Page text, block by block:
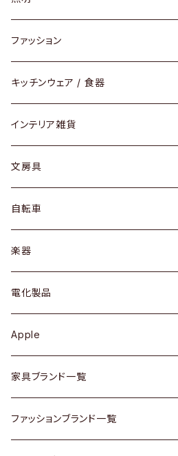
チェア / スツール
ダイニングセット / ダイニングテーブル
ローテーブル / サイドテーブル
デスク / コンソール
ドレッサー
シェルフ
キュリオケース / 飾り棚
カップボード / 食器棚
チェスト
その他家具
ペンダントライト
テーブルランプ / デスクスタンド
フロアライト
ファッション
アクセサリー
リング
ピアス / イヤリング
財布
バッグ
アウター
トップス
ワンピース
ボトムス
靴
スカーフ
キッチンウェア / 食器
グラス / タンブラー
カップ / マグ
プレート / ボウル
カトラリー
ケトル / ティーポット
鍋 / フライパン
Vintage / ヴィンテージ
銀製品
インテリア雑貨
文房具
自転車
dahon
楽器
ギター
ベース
その他楽器
電化製品
Apple
家具ブランド一覧
ACME Furniture / アクメ ファニチャー
ファッションブランド一覧